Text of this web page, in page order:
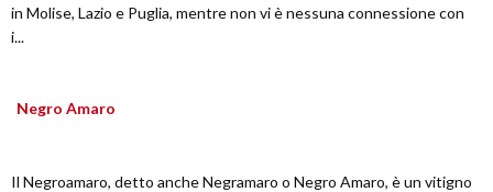
in Molise, Lazio e Puglia, mentre non vi è nessuna connessione con
i...
Negro Amaro
Il Negroamaro, detto anche Negramaro o Negro Amaro, è un vitigno